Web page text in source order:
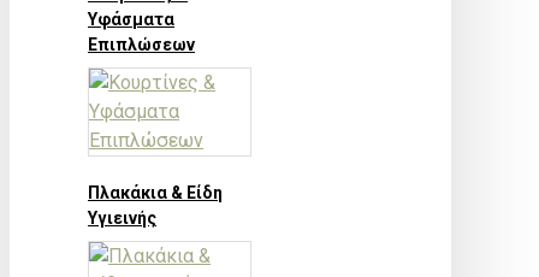
Υφάσματα
Επιπλώσεων
Πλακάκια & Είδη
Υγιεινής